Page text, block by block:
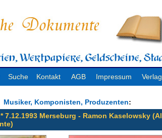
Suche Kontakt AGB Impressum
Musiker, Komponisten, Produzenten:
7.12.1993 Merseburg - Ramon Kaselowsky